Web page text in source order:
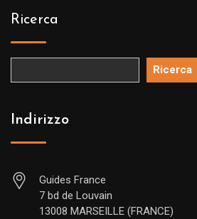
Ricerca
Ricerca
Indirizzo
Guides France
7 bd de Louvain
13008 MARSEILLE (FRANCE)